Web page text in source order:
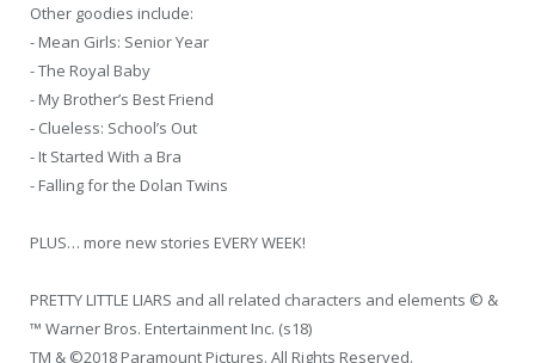
Other goodies include:
- Mean Girls: Senior Year
- The Royal Baby
- My Brother’s Best Friend
- Clueless: School’s Out
- It Started With a Bra
- Falling for the Dolan Twins
PLUS… more new stories EVERY WEEK!
PRETTY LITTLE LIARS and all related characters and elements © &
™ Warner Bros. Entertainment Inc. (s18)
TM & ©2018 Paramount Pictures. All Rights Reserved.